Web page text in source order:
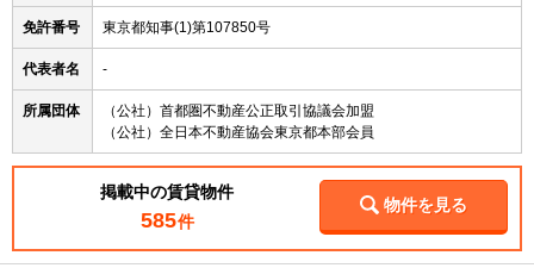
免許番号 東京都知事(1)第107850号
代表者名 -
所属団体
（公社）首都圏不動産公正取引協議会加盟
（公社）全日本不動産協会東京都本部会員
掲載中の賃貸物件
585件
物件を見る